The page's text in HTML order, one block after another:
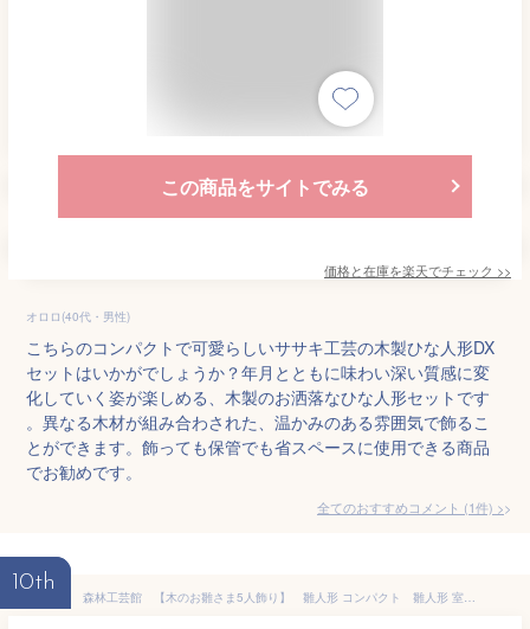
この商品をサイトでみる
価格と在庫を楽天でチェック >>
オロロ(40代・男性)
こちらのコンパクトで可愛らしいササキ工芸の木製ひな人形DX
セットはいかがでしょうか？年月とともに味わい深い質感に変
化していく姿が楽しめる、木製のお洒落なひな人形セットです
。異なる木材が組み合わされた、温かみのある雰囲気で飾るこ
とができます。飾っても保管でも省スペースに使用できる商品
でお勧めです。
全てのおすすめコメント (1件) >
10th
森林工芸館 【木のお雛さま5人飾り】 雛人形 コンパクト 雛人形 室内 雛人形 木製 雛人形 収納 雛飾り 初節句 プレゼント